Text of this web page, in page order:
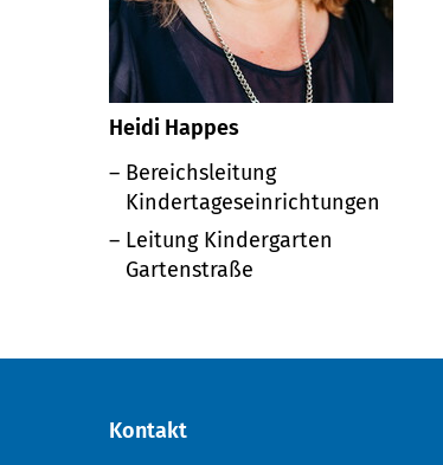
Heidi Happes
Bereichsleitung
Kindertageseinrichtungen
Leitung Kindergarten
Gartenstraße
Kontakt